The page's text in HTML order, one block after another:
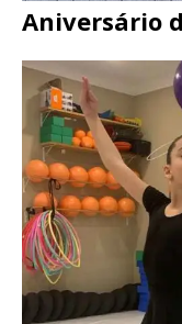
Aniversário